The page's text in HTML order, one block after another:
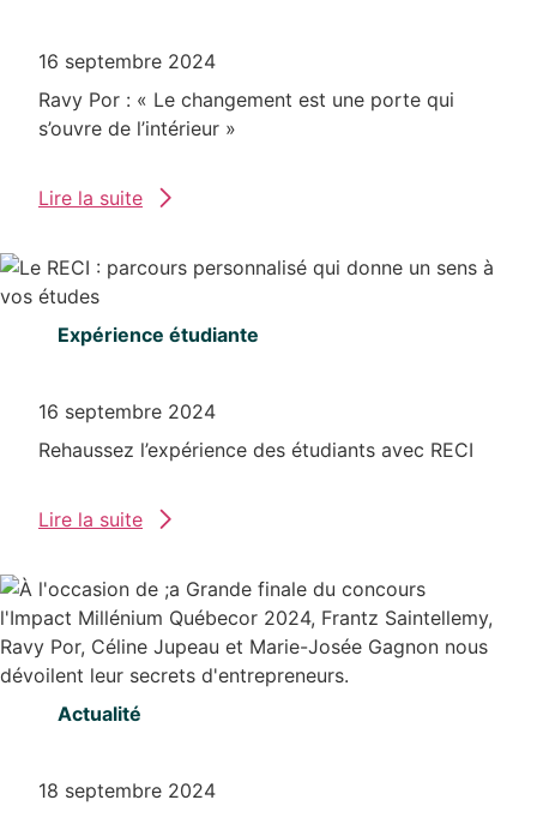
16 septembre 2024
Ravy Por : « Le changement est une porte qui
s’ouvre de l’intérieur »
Lire la suite
Expérience étudiante
16 septembre 2024
Rehaussez l’expérience des étudiants avec RECI
Lire la suite
Actualité
18 septembre 2024